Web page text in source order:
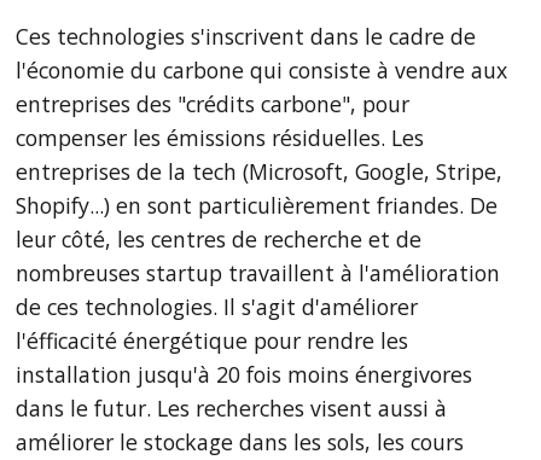
Ces technologies s'inscrivent dans le cadre de
l'économie du carbone qui consiste à vendre aux
entreprises des "crédits carbone", pour
compenser les émissions résiduelles. Les
entreprises de la tech (Microsoft, Google, Stripe,
Shopify...) en sont particulièrement friandes. De
leur côté, les centres de recherche et de
nombreuses startup travaillent à l'amélioration
de ces technologies. Il s'agit d'améliorer
l'éfficacité énergétique pour rendre les
installation jusqu'à 20 fois moins énergivores
dans le futur. Les recherches visent aussi à
améliorer le stockage dans les sols, les cours